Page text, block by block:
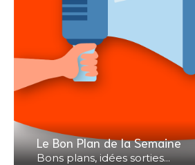
Le Bon Plan de la Semaine
Bons plans, idées sorties...